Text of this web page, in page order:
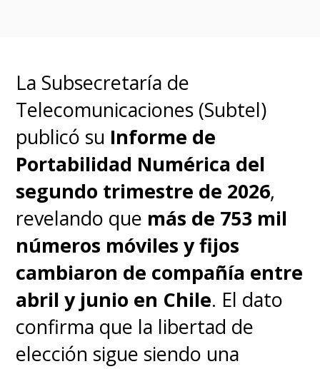
pasos:
Conéctate a una red Wi-Fi
estable.
Abre la aplicación deAjustes
oConfiguraciónde tu
smartphone Motorola.
Toca enRedes e internet
La Subsecretaría de
Telecomunicaciones (Subtel)
publicó su Informe de
Portabilidad Numérica del
segundo trimestre de 2026,
revelando que más de 753 mil
números móviles y fijos
cambiaron de compañía entre
abril y junio en Chile. El dato
confirma que la libertad de
elección sigue siendo una